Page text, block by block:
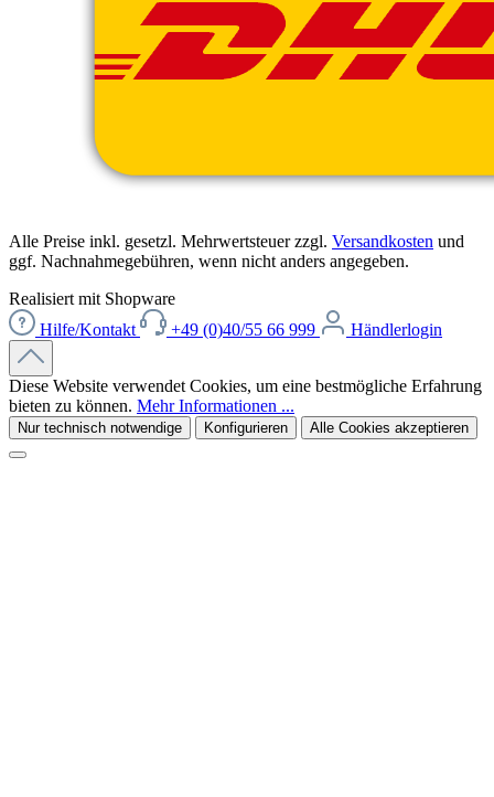
Alle Preise inkl. gesetzl. Mehrwertsteuer zzgl. Versandkosten und
ggf. Nachnahmegebühren, wenn nicht anders angegeben.
Realisiert mit Shopware
Hilfe/Kontakt
+49 (0)40/55 66 999 Händlerlogin
Diese Website verwendet Cookies, um eine bestmögliche Erfahrung
bieten zu können. Mehr Informationen ...
Nur technisch notwendige Konfigurieren Alle Cookies akzeptieren